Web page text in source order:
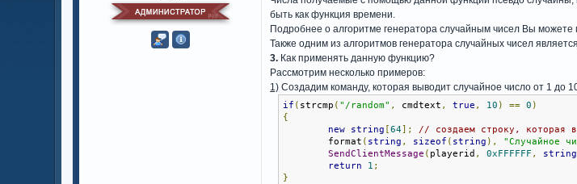
быть как функция времени.
Подробнее о алгоритме генератора случайным чисел Вы можете
Также одним из алгоритмов генератора случайных чисел является
3. Как применять данную функцию?
Рассмотрим несколько примеров:
1) Создадим команду, которая выводит случайное число от 1 до
if ( strcmp ( "/random" , cmdtext , true , 10 ) == 0 )
{
new
string [64];
// создаем строку, которая
format ( string , sizeof ( string ), "Случайное
SendClientMessage ( playerid , 0xFFFFFF , string
return
1 ;
}